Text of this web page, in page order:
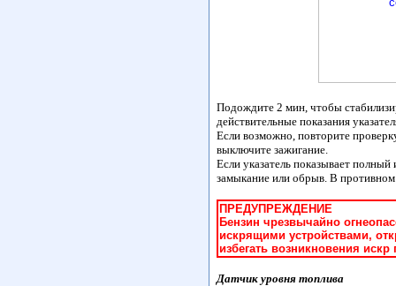
Подождите 2 мин, чтобы
действительные показания
Если возможно, повторите
выключите зажигание.
Если указатель показывает
замыкание или обрыв. В противном
ПРЕДУПРЕЖДЕНИЕ
Бензин чрезвычайно
искрящими устройствами,
избегать возникновения
Датчик уровня топлива